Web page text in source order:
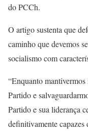
do PCCh.
O artigo sustenta que
caminho que devemos
socialismo com
“Enquanto
Partido e
Partido e sua liderança
definitivamente